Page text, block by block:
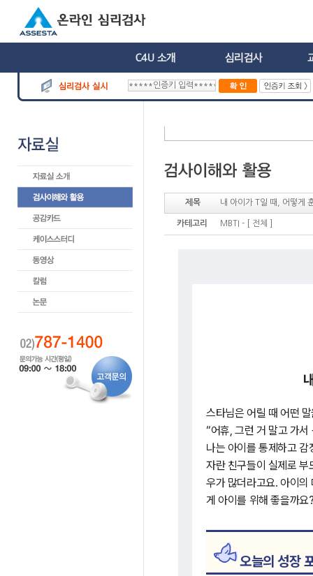
제목 내 아이가 T일 때, 어떻게
카테고리 MBTI - [ 전체 ]
스타님은 어릴 때 어떤
“어휴, 그런 거 말고 가
나는 아이를 통제하고
자란 친구들이 실제로
우가 많더라고요. 아이
게 아이를 위해 좋을까요
오늘의 성장